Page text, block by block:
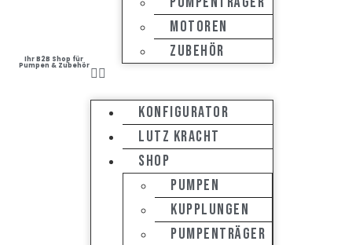
Ihr B2B Shop für
Pumpen & Zubehör
Motoren
Zubehör
KONFIGURATOR
LUTZ KRACHT
SHOP
Pumpen
Kupplungen
Pumpenträger